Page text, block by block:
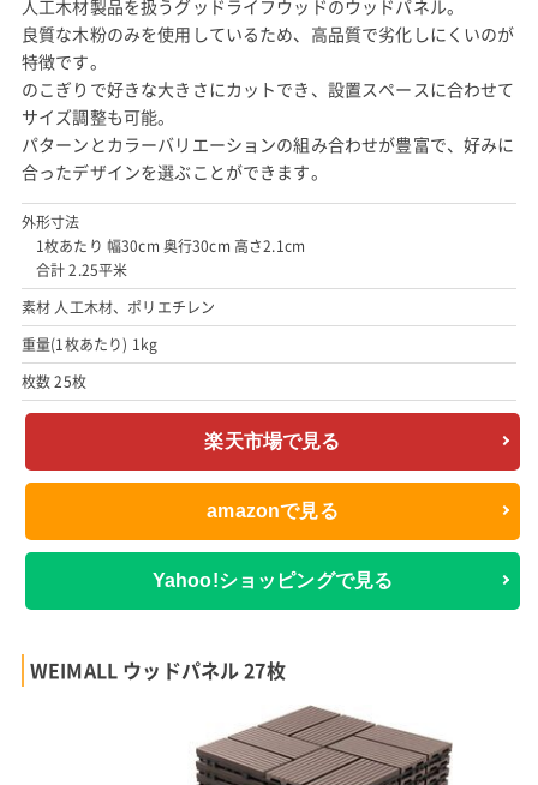
人工木材製品を扱うグッドライフウッドのウッドパネル。
良質な木粉のみを使用しているため、高品質で劣化しにくいのが
特徴です。
のこぎりで好きな大きさにカットでき、設置スペースに合わせて
サイズ調整も可能。
パターンとカラーバリエーションの組み合わせが豊富で、好みに
合ったデザインを選ぶことができます。
外形寸法
1枚あたり 幅30cm 奥行30cm 高さ2.1cm
合計 2.25平米
素材 人工木材、ポリエチレン
重量(1枚あたり) 1kg
枚数 25枚
楽天市場で見る
amazonで見る
Yahoo!ショッピングで見る
WEIMALL ウッドパネル 27枚